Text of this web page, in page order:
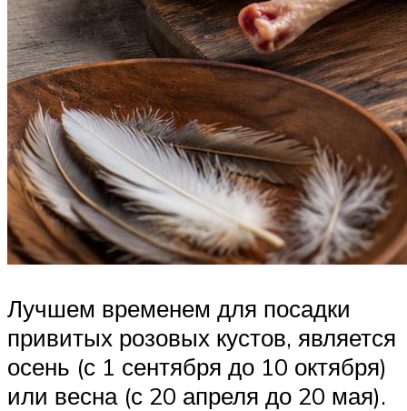
Лучшем временем для посадки
привитых розовых кустов, является
осень (с 1 сентября до 10 октября)
или весна (с 20 апреля до 20 мая).